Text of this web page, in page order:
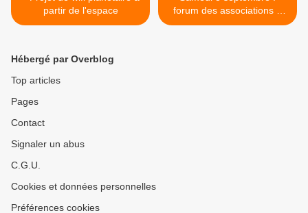
partir de l'espace
forum des associations à
Carpentras >
Hébergé par Overblog
Top articles
Pages
Contact
Signaler un abus
C.G.U.
Cookies et données personnelles
Préférences cookies